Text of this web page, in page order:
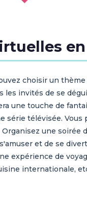
choisir un
invités de se
une touche de
télévisée.
une soirée
et de se
expérience de
internationale,